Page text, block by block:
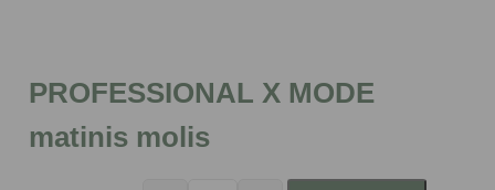
PROFESSIONAL X MODE
matinis molis